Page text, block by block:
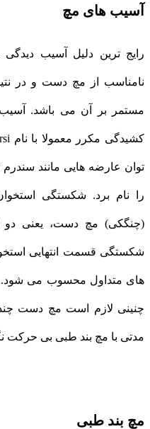
آسیب های مچ
رایج ترین دلیل آسیب
نامناسب از مچ دست و در
مستمر بر آن می باشد.
توان عارضه هایی مانند سندرم
را نام برد. شکستگی
(چنگکی) مچ دست، یعنی دو
شکستگی قسمت انتهایی
های متداول محسوب می شود.
چنینی لازم است مچ دست چند
مدتی با مچ بند طبی بی حرکت
مچ بند طبی